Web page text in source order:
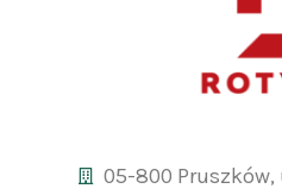
05-800 Pruszków,